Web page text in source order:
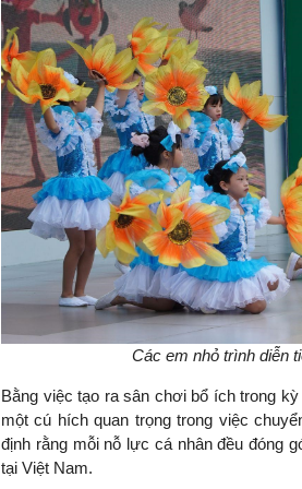
Các em nhỏ trình diễn
Bằng việc tạo ra sân chơi bổ ích trong
một cú hích quan trọng trong việc
định rằng mỗi nỗ lực cá nhân đều đóng
tại Việt Nam.